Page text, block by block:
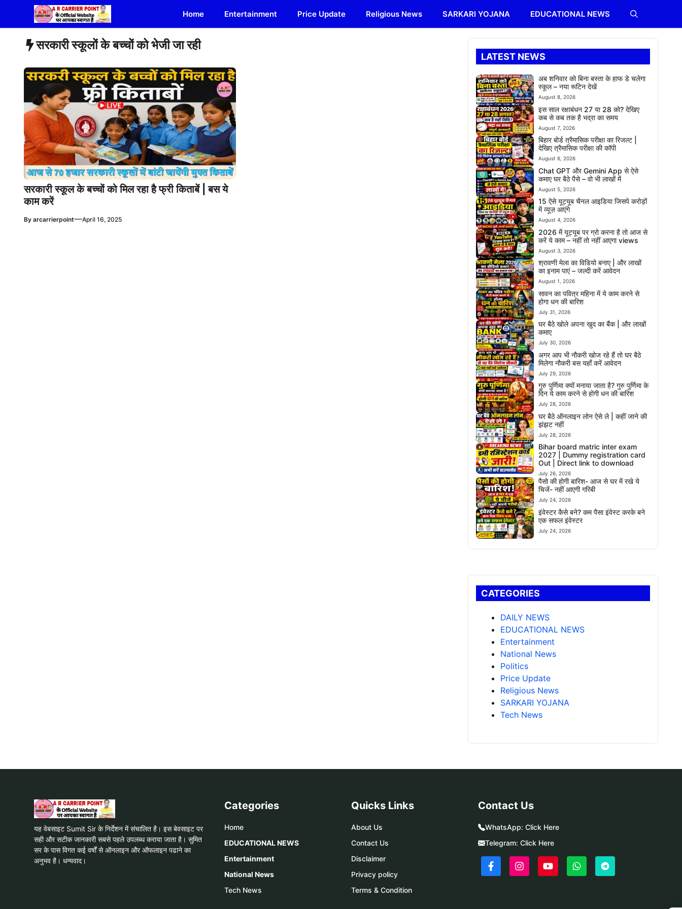
content
Home Entertainment Price Update Religious News SARKARI YOJANA EDUCATIONAL NEWS
सरकारी स्कूलों के बच्चों को भेजी जा रही
सरकारी स्कूल के बच्चों को मिल रहा है फ्री किताबें | बस ये
काम करें
By arcarrierpoint—April 16, 2025
LATEST NEWS
अब शनिवार को बिना बस्ता के हाफ डे चलेगा
स्कूल – नया रूटिन देखें
August 8, 2026
इस साल रक्षाबंधन 27 या 28 को? देखिए
कब से कब तक है भद्रा का समय
August 7, 2026
बिहार बोर्ड त्रैमासिक परीक्षा का रिजल्ट |
देखिए त्रैमासिक परीक्षा की कॉपी
August 6, 2026
Chat GPT और Gemini App से ऐसे
कमाए घर बैठे पैसे – वो भी लाखों में
August 5, 2026
15 ऐसे यूट्यूब चैनल आइडिया जिसपे करोड़ों
में व्यूज़ आएंगे
August 4, 2026
2026 में यूट्यूब पर ग्रो करना है तो आज से
करें ये काम – नहीं तो नहीं आएगा views
August 3, 2026
श्रावणी मेला का विडियो बनाए | और लाखों
का इनाम पाएं – जल्दी करें आवेदन
August 1, 2026
सावन का पवित्र महिना में ये काम करने से
होगा धन की बारिश
July 31, 2026
घर बैठे खोले अपना खुद का बैंक | और लाखों
कमाए
July 30, 2026
अगर आप भी नौकरी खोज रहे हैं तो घर बैठे
मिलेगा नौकरी बस यहाँ करें आवेदन
July 29, 2026
गुरु पुर्णिमा क्यों मनाया जाता है? गुरु पुर्णिमा के
दिन ये काम करने से होगी धन की बारिश
July 28, 2026
घर बैठे ऑनलाइन लोन ऐसे ले | कहीं जाने की
झंझट नहीं
July 28, 2026
Bihar board matric inter exam
2027 | Dummy registration card
Out | Direct link to download
July 26, 2026
पैसो की होगी बारिश- आज से घर में रखे ये
चिजें- नहीं आएगी गरिबी
July 24, 2026
इंवेस्टर कैसे बने? कम पैसा इंवेस्ट करके बने
एक सफल इंवेस्टर
July 24, 2026
CATEGORIES
DAILY NEWS
EDUCATIONAL NEWS
Entertainment
National News
Politics
Price Update
Religious News
SARKARI YOJANA
Tech News
यह वेबसाइट Sumit Sir के निर्देशन में संचालित है। इस बेवसाइट पर
सही और सटीक जानकारी सबसे पहले उपलब्ध कराया जाता है। सुमित
सर के पास विगत कई वर्षों से ऑनलाइन और ऑफलाइन पढाने का
अनुभव है। धन्यवाद।
Categories
Home
EDUCATIONAL NEWS
Entertainment
National News
Tech News
Quicks Links
About Us
Contact Us
Disclaimer
Privacy policy
Terms & Condition
Contact Us
WhatsApp: Click Here
Telegram: Click Here